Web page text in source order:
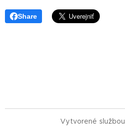
Share
Vytvorené službou